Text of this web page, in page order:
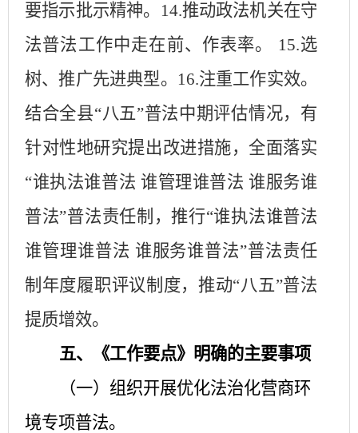
要指示批示精神。14.推动政法机关在守
法普法工作中走在前、作表率。 15.选
树、推广先进典型。16.注重工作实效。
结合全县“八五”普法中期评估情况，有
针对性地研究提出改进措施，全面落实
“谁执法谁普法 谁管理谁普法 谁服务谁
普法”普法责任制，推行“谁执法谁普法
谁管理谁普法 谁服务谁普法”普法责任
制年度履职评议制度，推动“八五”普法
提质增效。
五、《工作要点》明确的主要事项
（一）组织开展优化法治化营商环
境专项普法。